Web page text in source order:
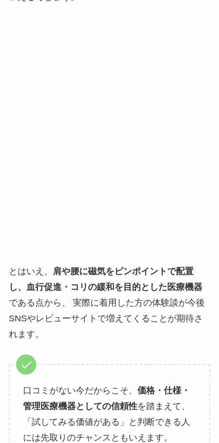
とはいえ、 肩や腰に磁気をピンポイントで配置
し、血行促進・コリの緩和を目的とした医療機器
である点から、 実際に着用した方の体験談が今後
SNSやレビューサイトで増えてくることが期待さ
れます。
口コミがない今だからこそ、 価格・仕様・
管理医療機器としての信頼性を踏まえて、
「試してみる価値がある」と判断できる人
には先取りのチャンスともいえます。